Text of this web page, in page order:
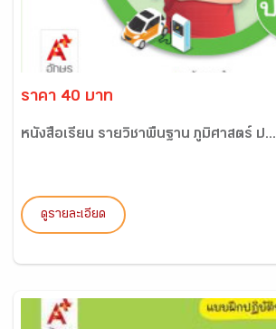
ราคา 40 บาท
หนังสือเรียน รายวิชาพื้นฐาน ภูมิศาสตร์ ป...
ดูรายละเอียด